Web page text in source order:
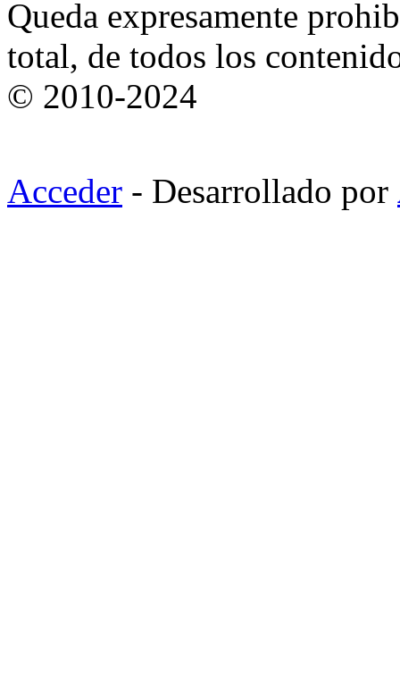
Queda expresamente
total, de todos los
© 2010-2024
Acceder - Desarrollado por